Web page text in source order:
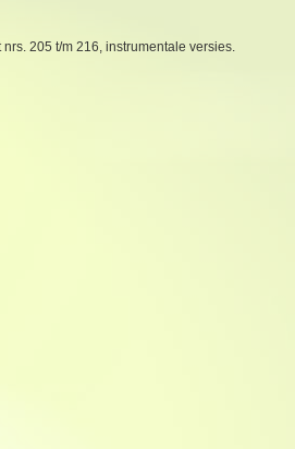
205 t/m 216, instrumentale versies.